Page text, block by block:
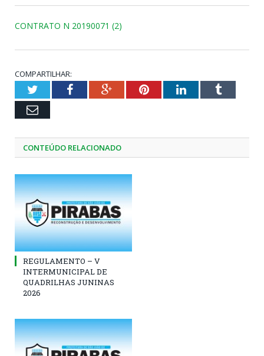
CONTRATO N 20190071 (2)
COMPARTILHAR:
TwitterFacebookGoogle+PinterestLinkedInTumblr
Email
CONTEÚDO RELACIONADO
REGULAMENTO – V
INTERMUNICIPAL DE
QUADRILHAS JUNINAS
2026